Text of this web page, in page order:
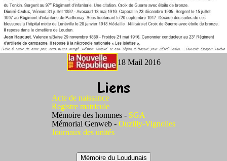
18 Mail 2016
Acte de naissance
Registre matricule
Mémoire des hommes - SGA
Mémorial Genweb - Ouzilly-Vignolles
Journaux des unités
Mémoire du Loudunais